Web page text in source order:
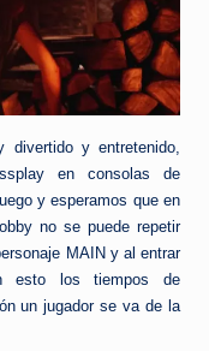
y entretenido,
en consolas de
y esperamos que en
no se puede repetir
MAIN y al entrar
esto los tiempos de
un jugador se va de la